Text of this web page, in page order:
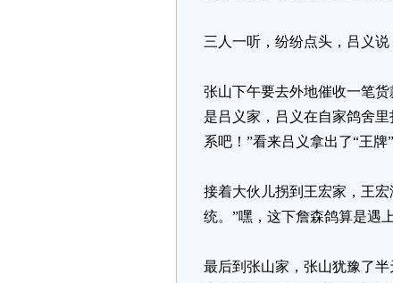
三人一听，纷纷点头，吕义
张山下午要去外地催收一笔
是吕义家，吕义在自家鸽舍
系吧！”看来吕义拿出了“王牌
接着大伙儿拐到王宏家，王
统。”嘿，这下詹森鸽算是遇
最后到张山家，张山犹豫了